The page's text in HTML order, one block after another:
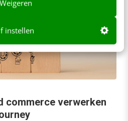
Weigeren
instellen
commerce verwerken